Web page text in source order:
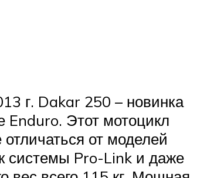
г. Dakar 250 – новинка
Enduro. Этот мотоцикл
от моделей
системы Pro-Link и даже